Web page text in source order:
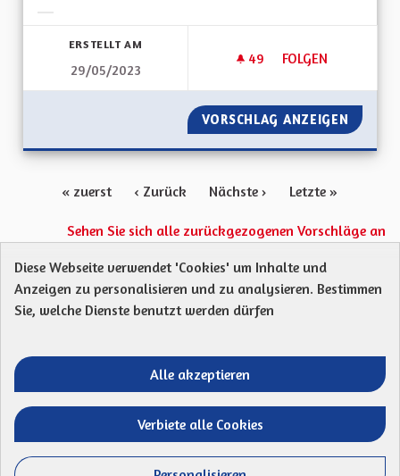
ERSTELLT AM
29/05/2023
49 49 FOLLOWER
FOLGEN
METTRE PLUS D
VORSCHLAG ANZEIGEN
« zuerst ‹ Zurück Nächste › Letzte »
Sehen Sie sich alle zurückgezogenen Vorschläge an
Protection des Données
Charte de contribution
Mentions légales
Was sind Gremien?
Standardtitel für initiatives
Open Data Dateien herunterladen
Entre vos mains - Collectivité
Entre vos mains - Collectivité
Entre vos mains - Collectivité
Entre vos mains -
Website mitfreier Software erstellt
.
Diese Webseite verwendet 'Cookies' um Inhalte und
Anzeigen zu personalisieren und zu analysieren. Bestimmen
Sie, welche Dienste benutzt werden dürfen
Alle akzeptieren
Verbiete alle Cookies